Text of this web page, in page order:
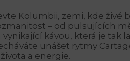
Kolumbii, zemi, kde živé
– od pulsujících
kávou, která je tak
unášet rytmy
a energie.